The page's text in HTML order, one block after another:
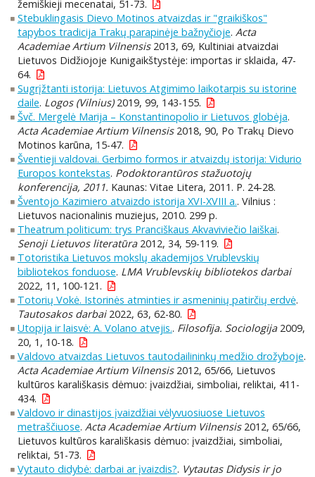
žemiškieji mecenatai, 51-73.
Stebuklingasis Dievo Motinos atvaizdas ir "graikiškos"
tapybos tradicija Trakų parapinėje bažnyčioje. Acta
Academiae Artium Vilnensis2013, 69, Kultiniai atvaizdai
Lietuvos Didžiojoje Kunigaikštystėje: importas ir sklaida, 47-
64.
Sugrįžtanti istorija: Lietuvos Atgimimo laikotarpis su istorine
daile. Logos (Vilnius)2019, 99, 143-155.
Švč. Mergelė Marija – Konstantinopolio ir Lietuvos globėja.
Acta Academiae Artium Vilnensis2018, 90, Po Trakų Dievo
Motinos karūna, 15-47.
Šventieji valdovai. Gerbimo formos ir atvaizdų istorija: Vidurio
Europos kontekstas. Podoktorantūros stažuotojų
konferencija, 2011. Kaunas: Vitae Litera, 2011. P. 24-28.
Šventojo Kazimiero atvaizdo istorija XVI-XVIII a.. Vilnius :
Lietuvos nacionalinis muziejus, 2010. 299 p.
Theatrum politicum: trys Pranciškaus Akvaviviečio laiškai.
Senoji Lietuvos literatūra2012, 34, 59-119.
Totoristika Lietuvos mokslų akademijos Vrublevskių
bibliotekos fonduose. LMA Vrublevskių bibliotekos darbai
2022, 11, 100-121.
Totorių Vokė. Istorinės atminties ir asmeninių patirčių erdvė.
Tautosakos darbai2022, 63, 62-80.
Utopija ir laisvė: A. Volano atvejis.. Filosofija. Sociologija2009,
20, 1, 10-18.
Valdovo atvaizdas Lietuvos tautodailininkų medžio drožyboje.
Acta Academiae Artium Vilnensis2012, 65/66, Lietuvos
kultūros karališkasis dėmuo: įvaizdžiai, simboliai, reliktai, 411-
434.
Valdovo ir dinastijos įvaizdžiai vėlyvuosiuose Lietuvos
metraščiuose. Acta Academiae Artium Vilnensis2012, 65/66,
Lietuvos kultūros karališkasis dėmuo: įvaizdžiai, simboliai,
reliktai, 51-73.
Vytauto didybė: darbai ar įvaizdis?. Vytautas Didysis ir jo